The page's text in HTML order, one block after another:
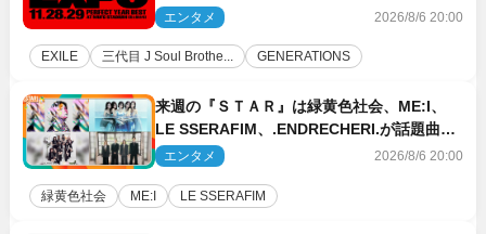
エンタメ 2026/8/6 20:00
EXILE 三代目 J Soul Brothe... GENERATIONS
来週の『ＳＴＡＲ』は緑黄色社会、ME:I、
LE SSERAFIM、.ENDRECHERI.が話題曲を
パフォーマンス！
エンタメ 2026/8/6 20:00
緑黄色社会 ME:I LE SSERAFIM